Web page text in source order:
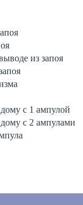
из запоя
с 1 ампулой
с 2 ампулами